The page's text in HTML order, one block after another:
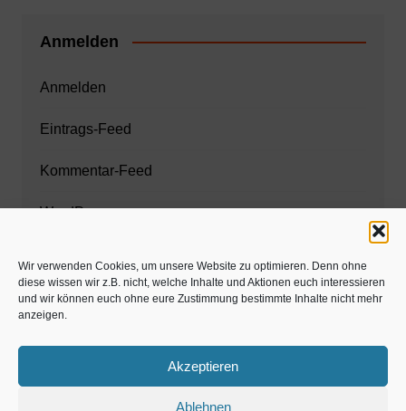
Wir verwenden Cookies, um unsere Website zu optimieren. Denn ohne
diese wissen wir z.B. nicht, welche Inhalte und Aktionen euch interessieren
und wir können euch ohne eure Zustimmung bestimmte Inhalte nicht mehr
anzeigen.
Akzeptieren
Ablehnen
Anmelden
Anmelden
Eintrags-Feed
Kommentar-Feed
WordPress.org
Zahnarzt München
www.estaregistrierung.org – ESTA